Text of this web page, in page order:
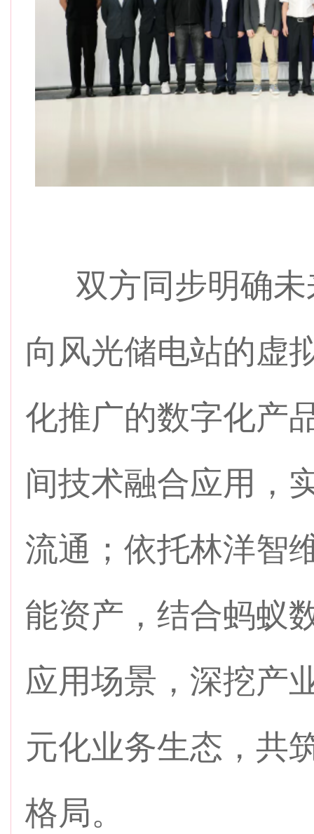
双方同步明确未
向风光储电站的虚
化推广的数字化产
间技术融合应用，
流通；依托林洋智
能资产，结合蚂蚁
应用场景，深挖产
元化业务生态，共
格局。